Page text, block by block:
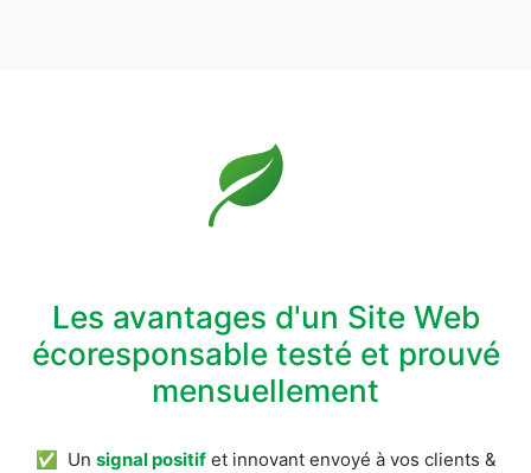
Les avantages d'un Site Web
écoresponsable testé et prouvé
mensuellement
✅ Un signal positifet innovant envoyé à vos clients &